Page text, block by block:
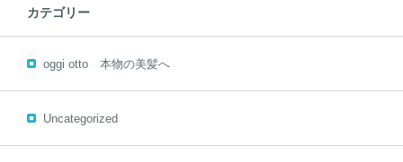
カテゴリー
oggi otto 本物の美髪へ
Uncategorized